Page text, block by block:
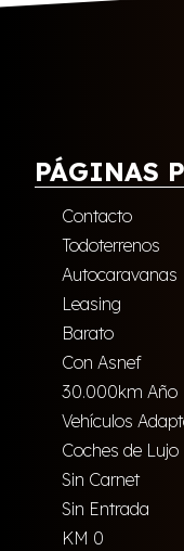
PÁGINAS
Contacto
Todoterrenos
Autocaravanas
Leasing
Barato
Con Asnef
30.000km Año
Vehículos
Coches de Lujo
Sin Carnet
Sin Entrada
KM 0